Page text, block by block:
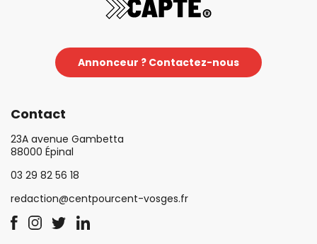
Annonceur ? Contactez-nous
Contact
23A avenue Gambetta
88000 Épinal
03 29 82 56 18
redaction@centpourcent-vosges.fr